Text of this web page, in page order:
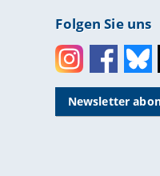
Folgen Sie uns
InstagramFacebook
Newsletter